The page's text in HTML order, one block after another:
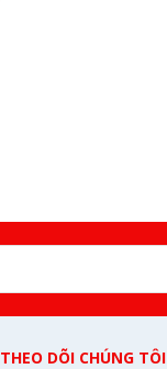
THEO DÕI CHÚNG TÔI